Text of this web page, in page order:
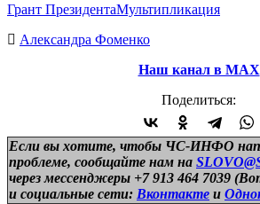
Грант ПрезидентаМультипликация
Александра Фоменко
Наш канал в МАХ
Поделиться:
Если вы хотите, чтобы ЧС-ИНФО
проблеме, сообщайте нам на
через мессенджеры +7 913 464 7039
и социальные сети: Вконтакте и